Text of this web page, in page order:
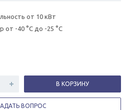
от 10 кВт
от -40 °C до -25 °C
В КОРЗИНУ
ВОПРОС